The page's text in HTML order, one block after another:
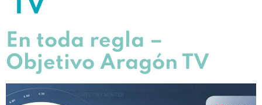
TV
En toda regla –
Objetivo Aragón TV